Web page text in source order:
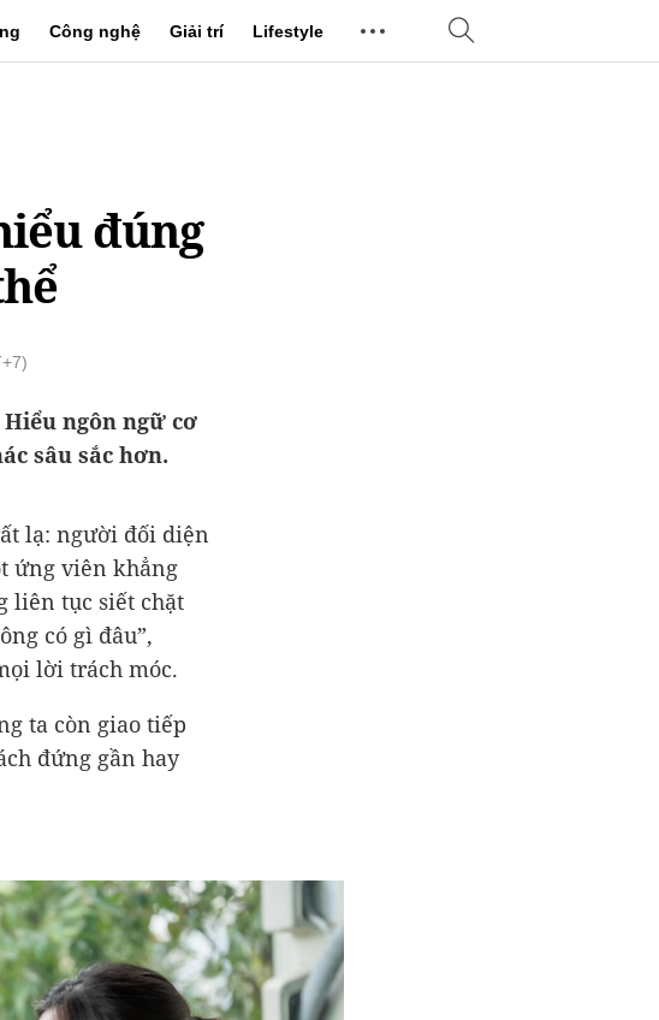
Công nghệ Giải trí Lifestyle
đúng
ngôn ngữ cơ
sâu sắc hơn.
lạ: người đối diện
ứng viên khẳng
liên tục siết chặt
có gì đâu”,
lời trách móc.
ta còn giao tiếp
đứng gần hay